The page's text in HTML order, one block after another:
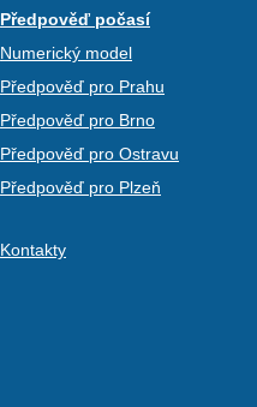
Předpověď počasí
Numerický model
Předpověď pro Prahu
Předpověď pro Brno
Předpověď pro Ostravu
Předpověď pro Plzeň
Kontakty